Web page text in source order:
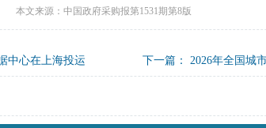
本文来源：中国政府采购报第1531期第8版
下一篇： 2026年全国城
中心在上海投运